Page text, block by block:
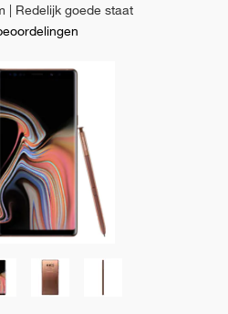
| Redelijk goede staat